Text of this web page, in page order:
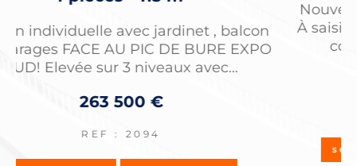
Nouvelle exclusivité Trassud Immobilier !
À saisir ce superbe appartement à l'esprit
coocooning-montagne A 2 PAS...